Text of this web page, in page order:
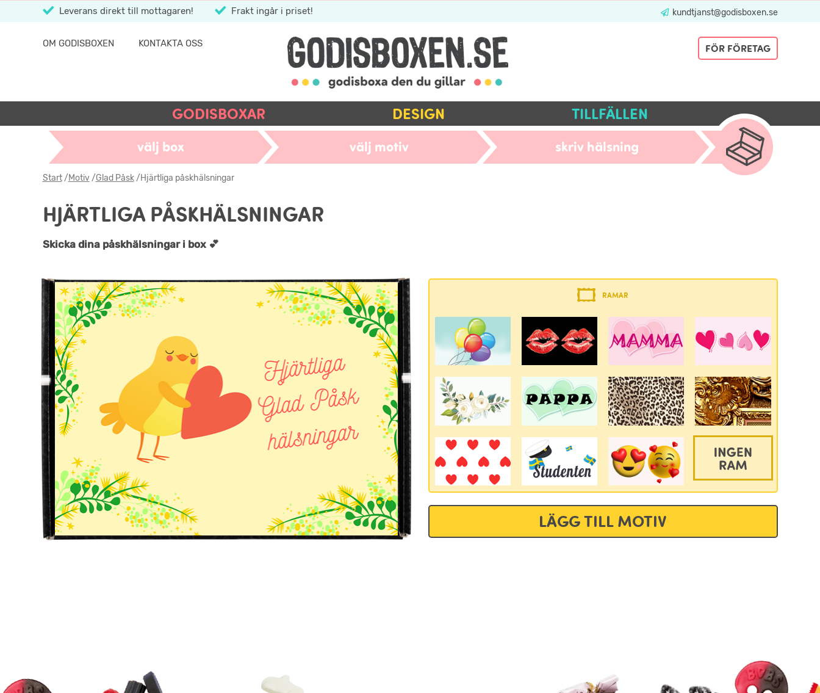
Leverans direkt till mottagaren! Frakt ingår i priset! kundtjanst@godisboxen.se
OM GODISBOXEN KONTAKTA OSS FÖR FÖRETAG
GODISBOXAR DESIGN TILLFÄLLEN
välj box välj motiv skriv hälsning
Start/Motiv/Glad Påsk/Hjärtliga påskhälsningar
HJÄRTLIGA PÅSKHÄLSNINGAR
Skicka dina påskhälsningar i box 💕
RAMAR
LÄGG TILL MOTIV